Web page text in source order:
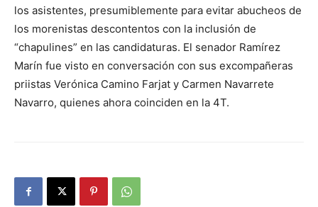
los asistentes, presumiblemente para evitar abucheos de
los morenistas descontentos con la inclusión de
“chapulines” en las candidaturas. El senador Ramírez
Marín fue visto en conversación con sus excompañeras
priistas Verónica Camino Farjat y Carmen Navarrete
Navarro, quienes ahora coinciden en la 4T.